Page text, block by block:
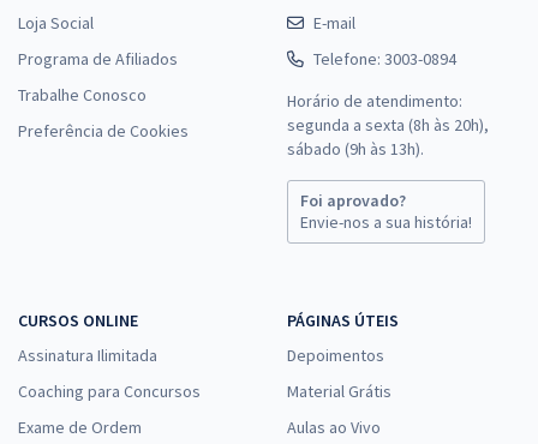
Loja Social
Programa de Afiliados
Trabalhe Conosco
Preferência de Cookies
E-mail
Telefone: 3003-0894
Horário de atendimento:
segunda a sexta (8h às 20h),
sábado (9h às 13h).
Foi aprovado?
Envie-nos a sua história!
CURSOS ONLINE
Assinatura Ilimitada
Coaching para Concursos
Exame de Ordem
PÁGINAS ÚTEIS
Depoimentos
Material Grátis
Aulas ao Vivo